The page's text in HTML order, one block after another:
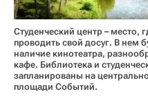
Студенческий центр – место,
проводить свой досуг. В нем
наличие кинотеатра,
кафе. Библиотека и
запланированы на
площади Событий.